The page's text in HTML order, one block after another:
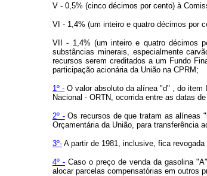
V - 0,5% (cinco décimos por cento) à
VI - 1,4% (um inteiro e quatro décimos por
VII - 1,4% (um inteiro e quatro décimos
substâncias minerais, especialmente
recursos serem creditados a um Fundo
participação acionária da União na CPRM;
1º - O valor absoluto da alínea "d" , do item
Nacional - ORTN, ocorrida entre as datas de
2º -Os recursos de que tratam as alíneas
Orçamentária da União, para transferência
3º- A partir de 1981, inclusive, fica
4º -Caso o preço de venda da gasolina
alocar parcelas compensatórias em outros